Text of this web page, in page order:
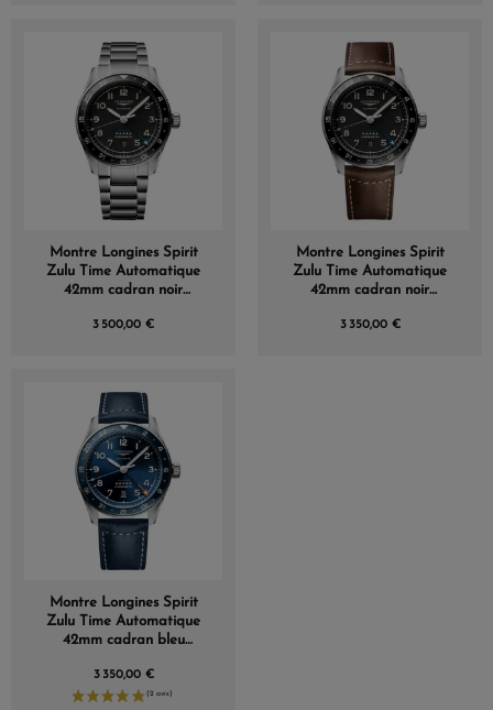
Montre Longines Spirit
Zulu Time Automatique
42mm cadran noir
3 500,00 €
Montre Longines Spirit
Zulu Time Automatique
42mm cadran noir
3 350,00 €
Montre Longines Spirit
Zulu Time Automatique
42mm cadran bleu
3 350,00 €